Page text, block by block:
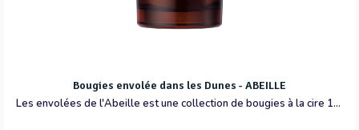
Bougies envolée dans les Dunes - ABEILLE
Les envolées de l'Abeille est une collection de bougies à la cire 100% végétale et confectionnée à partir de parfums de Grasse. Pensée pour les intérieurs toujours plus chaleureux (200 g - 55h de brûlage). Notes d'amandes,fleur d'orang